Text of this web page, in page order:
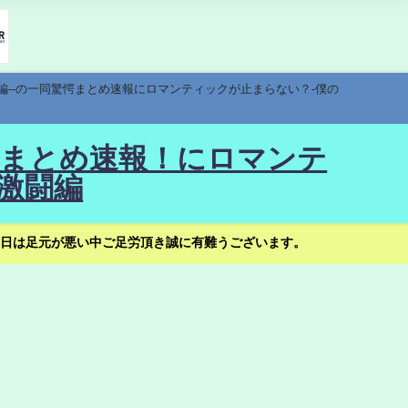
の一同驚愕まとめ速報にロマンティックが止まらない？-僕の
とめ速報！にロマンテ
闘編
足元が悪い中ご足労頂き誠に有難うございます。